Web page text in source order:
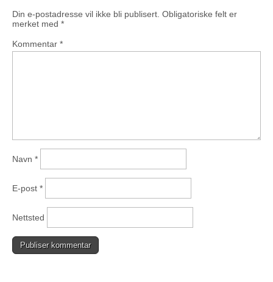
Din e-postadresse vil ikke bli publisert. Obligatoriske felt er
merket med *
Kommentar *
Navn *
E-post *
Nettsted